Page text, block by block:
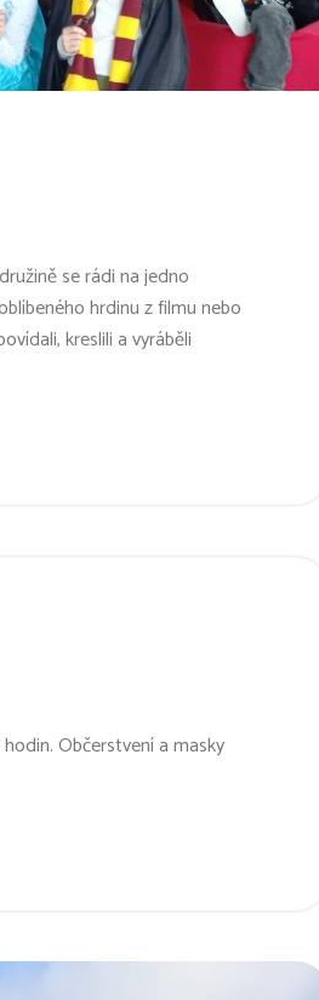
se rádi na jedno
hrdinu z filmu nebo
kreslili a vyráběli
Občerstvení a masky